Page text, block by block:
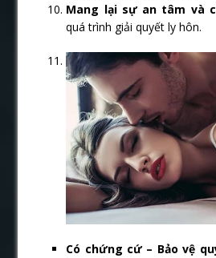
Mang lại sự an tâm và
quá trình giải quyết ly hôn.
Có chứng cứ – Bảo vệ